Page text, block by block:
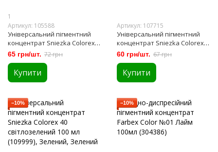
1
Артикул: 105588
Універсальний пігментний
концентрат Sniezka Colorex
75 коричневий темный 100 мл
(105588)
65 грн/шт. 72 грн
Купити
Артикул: 107715
Універсальний пігментний
концентрат Sniezka Colorex
22 червоно-оранжевий 100
мл (107715)
60 грн/шт. 67 грн
Купити
−10% −10%